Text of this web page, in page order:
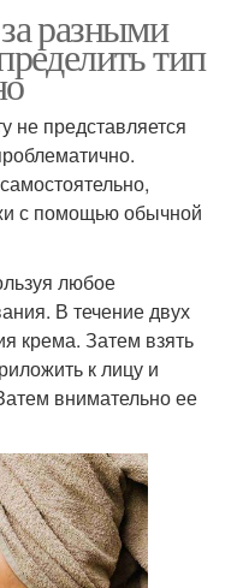
разными
тип
не представляется
с помощью обычной
любое
В течение двух
крема. Затем взять
к лицу и
внимательно ее